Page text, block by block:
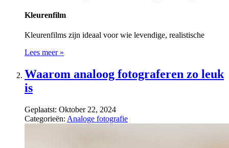
Kleurenfilm
Kleurenfilms zijn ideaal voor wie levendige, realistische
Lees meer »
Waarom analoog fotograferen zo leuk
is
Geplaatst: Oktober 22, 2024
Categorieën: Analoge fotografie